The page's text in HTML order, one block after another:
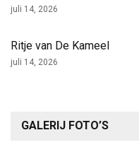
juli 14, 2026
Ritje van De Kameel
juli 14, 2026
GALERIJ FOTO’S